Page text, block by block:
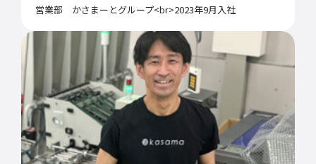
営業部 かさまーとグループ<br>2023年9月入社